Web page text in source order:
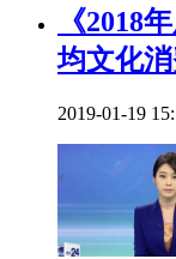
《2018
均文化
2019-01-19